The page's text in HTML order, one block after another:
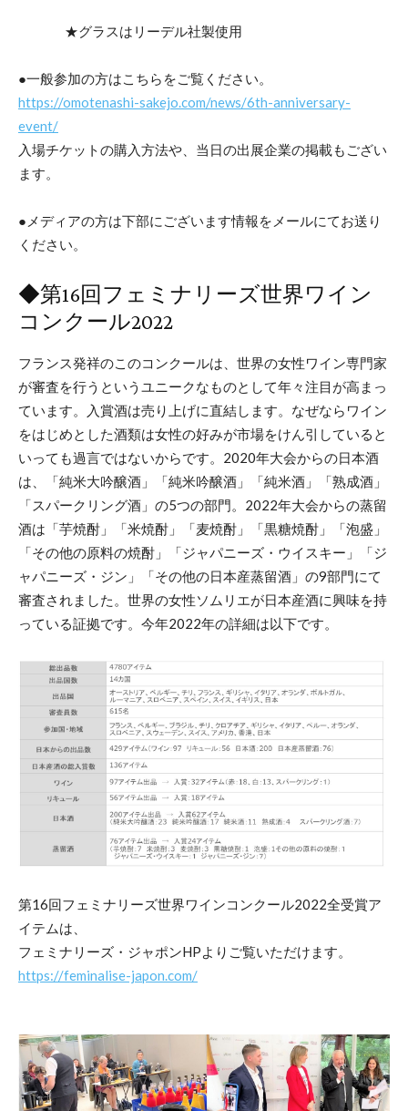
★グラスはリーデル社製使用
●一般参加の方はこちらをご覧ください。
https://omotenashi-sakejo.com/news/6th-anniversary-
event/
入場チケットの購入方法や、当日の出展企業の掲載もござい
ます。
●メディアの方は下部にございます情報をメールにてお送り
ください。
◆第16回フェミナリーズ世界ワイン
コンクール2022
フランス発祥のこのコンクールは、世界の女性ワイン専門家
が審査を行うというユニークなものとして年々注目が高まっ
ています。入賞酒は売り上げに直結します。なぜならワイン
をはじめとした酒類は女性の好みが市場をけん引していると
いっても過言ではないからです。2020年大会からの日本酒
は、「純米大吟醸酒」「純米吟醸酒」「純米酒」「熟成酒」
「スパークリング酒」の5つの部門。2022年大会からの蒸留
酒は「芋焼酎」「米焼酎」「麦焼酎」「黒糖焼酎」「泡盛」
「その他の原料の焼酎」「ジャパニーズ・ウイスキー」「ジ
ャパニーズ・ジン」「その他の日本産蒸留酒」の9部門にて
審査されました。世界の女性ソムリエが日本産酒に興味を持
っている証拠です。今年2022年の詳細は以下です。
第16回フェミナリーズ世界ワインコンクール2022全受賞ア
イテムは、
フェミナリーズ・ジャポンHPよりご覧いただけます。
https://feminalise-japon.com/